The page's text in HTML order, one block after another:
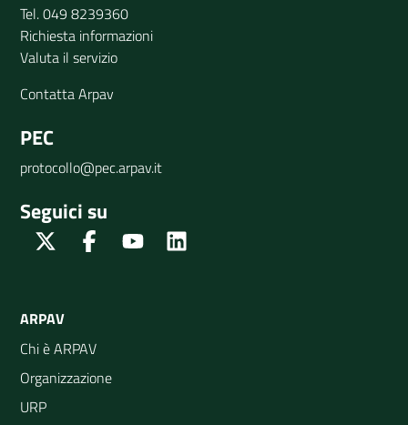
Tel. 049 8239360
Richiesta informazioni
Valuta il servizio
Contatta Arpav
PEC
protocollo@pec.arpav.it
Seguici su
Twitter FacebookYoutube
ARPAV
Chi è ARPAV
Organizzazione
URP